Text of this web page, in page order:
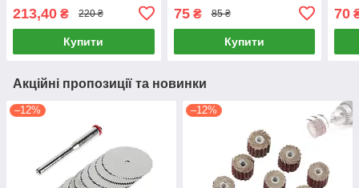
213,40 ₴ 220 ₴
Купити
75₴ 85 ₴
Купити
70
Акційні пропозиції та новинки
–12% –12%